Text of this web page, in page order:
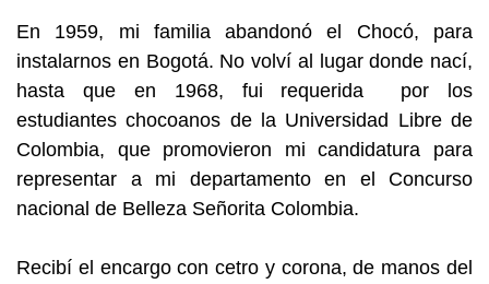
En 1959, mi familia abandonó el Chocó, para
instalarnos en Bogotá. No volví al lugar donde nací,
hasta que en 1968, fui requerida por los
estudiantes chocoanos de la Universidad Libre de
Colombia, que promovieron mi candidatura para
representar a mi departamento en el Concurso
nacional de Belleza Señorita Colombia.
Recibí el encargo con cetro y corona, de manos del